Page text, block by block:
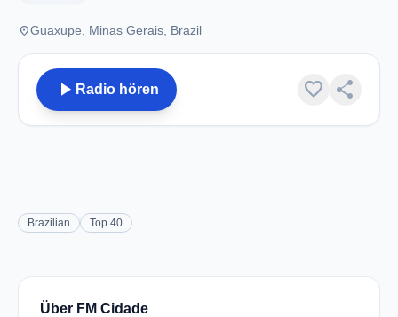
placeGuaxupe, Minas Gerais, Brazil
play_arrow Radio hören favorite share
Brazilian Top 40
Über FM Cidade